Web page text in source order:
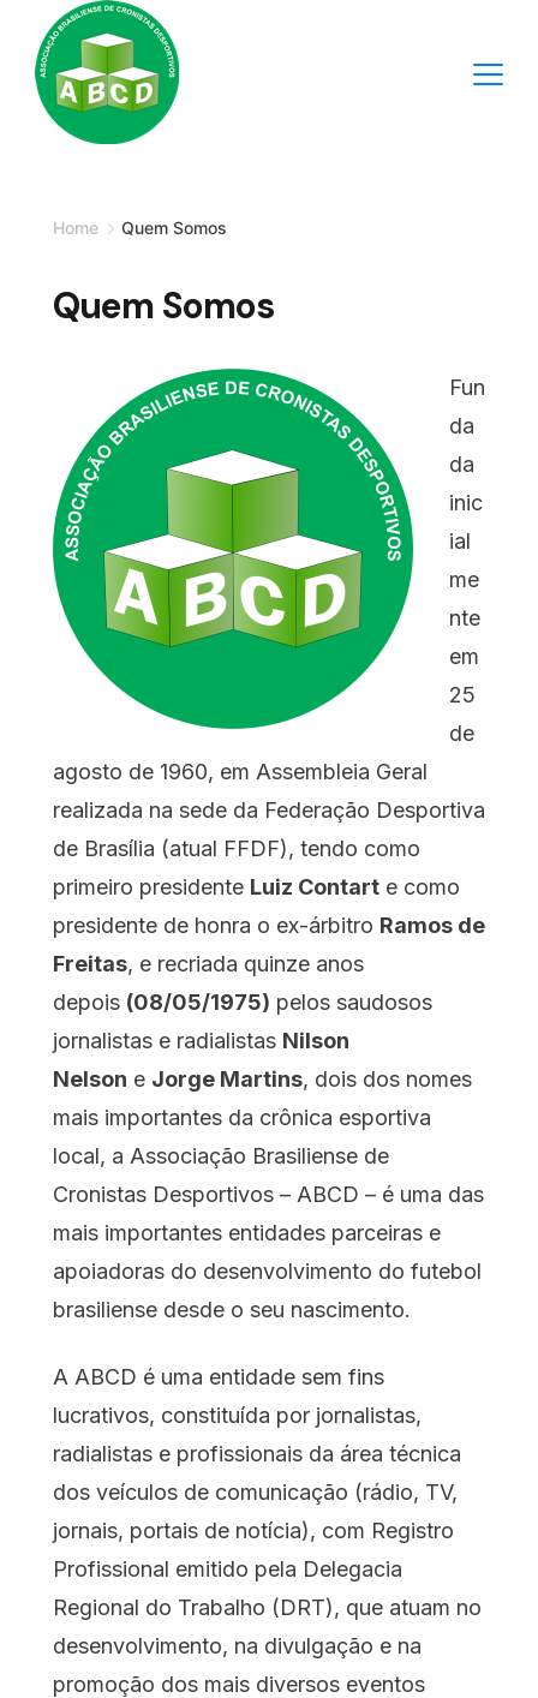
content
Agency
Home Quem Somos
Quem Somos
Fun
da
da
inic
ial
me
nte
em
25
de
agosto de 1960, em Assembleia Geral
realizada na sede da Federação Desportiva
de Brasília (atual FFDF), tendo como
primeiro presidente Luiz Contart e como
presidente de honra o ex-árbitro Ramos de
Freitas, e recriada quinze anos
depois (08/05/1975) pelos saudosos
jornalistas e radialistas Nilson
Nelson e Jorge Martins, dois dos nomes
mais importantes da crônica esportiva
local, a Associação Brasiliense de
Cronistas Desportivos – ABCD – é uma das
mais importantes entidades parceiras e
apoiadoras do desenvolvimento do futebol
brasiliense desde o seu nascimento.
A ABCD é uma entidade sem fins
lucrativos, constituída por jornalistas,
radialistas e profissionais da área técnica
dos veículos de comunicação (rádio, TV,
jornais, portais de notícia), com Registro
Profissional emitido pela Delegacia
Regional do Trabalho (DRT), que atuam no
desenvolvimento, na divulgação e na
promoção dos mais diversos eventos